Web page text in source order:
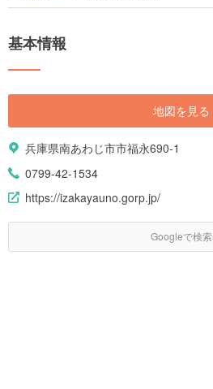
基本情報
地図を見る
兵庫県南あわじ市市福永690-1
0799-42-1534
https://izakayauno.gorp.jp/
Googleで検索